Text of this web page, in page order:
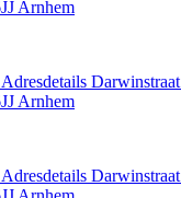
Arnhem
Adresdetails
Arnhem
Adresdetails